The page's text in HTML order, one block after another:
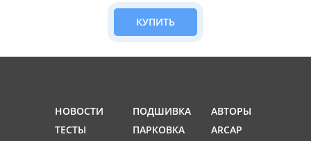
КУПИТЬ
НОВОСТИ
ТЕСТЫ
ПОДШИВКА
ПАРКОВКА
АВТОРЫ
ARCAP